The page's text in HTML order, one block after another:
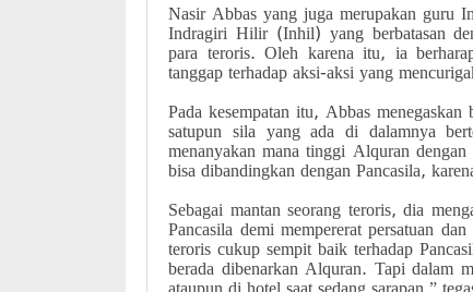
Nasir Abbas yang juga merupakan guru
Indragiri Hilir (Inhil) yang berbatasan
para teroris. Oleh karena itu, ia
tanggap terhadap aksi-aksi yang
Pada kesempatan itu, Abbas
satupun sila yang ada di dalamnya
menanyakan mana tinggi Alquran
bisa dibandingkan dengan Pancasila,
Sebagai mantan seorang teroris, dia
Pancasila demi mempererat persatuan
teroris cukup sempit baik terhadap
berada dibenarkan Alquran. Tapi dalam